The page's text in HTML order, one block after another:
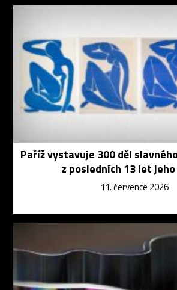
Paříž vystavuje 300 děl
z posledních 13 let
11. července 2026